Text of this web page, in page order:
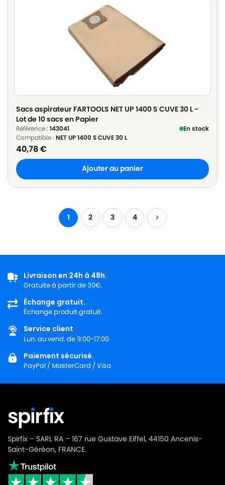
Sacs aspirateur FARTOOLS NET UP 1400 S CUVE 30 L -
Lot de 10 sacs en Papier
Référence : 143041
En stock
Compatible : NET UP 1400 S CUVE 30 L
40,78€
Ajouter au panier
1 2 3 4
Livraison en 24h à 48h.
Gratuite à partir de 30€.
Échange gratuit.
Échange produit gratuit.
Service client
Lun. au vend. de 9:00-17:00
Paiement sécurisé.
PayPal / MasterCard / Visa
Spirfix – SARL RA – 167 rue Gustave Eiffel, 44150 Ancenis-
Saint-Géréon, FRANCE.